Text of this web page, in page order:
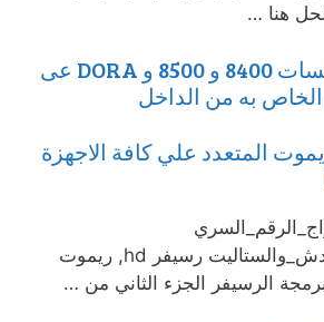
هنا …
شرح تحديث دانسات 8400 و 8500 و DORA عى
الخاص به من الداخل
المتعدد علي كافة الاجهزة
#عبدالله_عياط_للدش_والستاليت رسيفر hd, ريموت
الرسيفر الجزء الثاني من …